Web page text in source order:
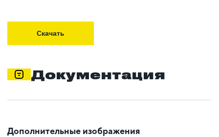
Скачать
Документация
Дополнительные изображения